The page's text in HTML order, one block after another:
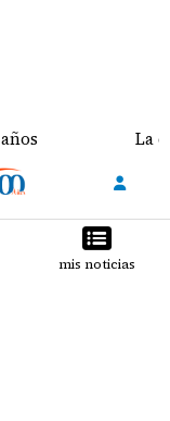
La
mis noticias